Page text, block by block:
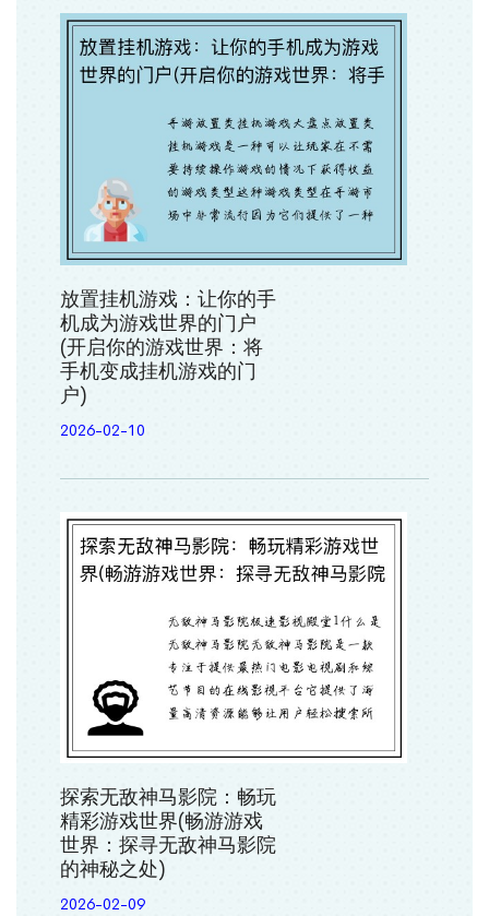
放置挂机游戏：让你的手
机成为游戏世界的门户
(开启你的游戏世界：将
手机变成挂机游戏的门
户)
2026-02-10
探索无敌神马影院：畅玩
精彩游戏世界(畅游游戏
世界：探寻无敌神马影院
的神秘之处)
2026-02-09